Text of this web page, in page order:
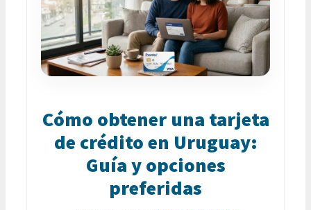
Cómo obtener una tarjeta
de crédito en Uruguay:
Guía y opciones
preferidas